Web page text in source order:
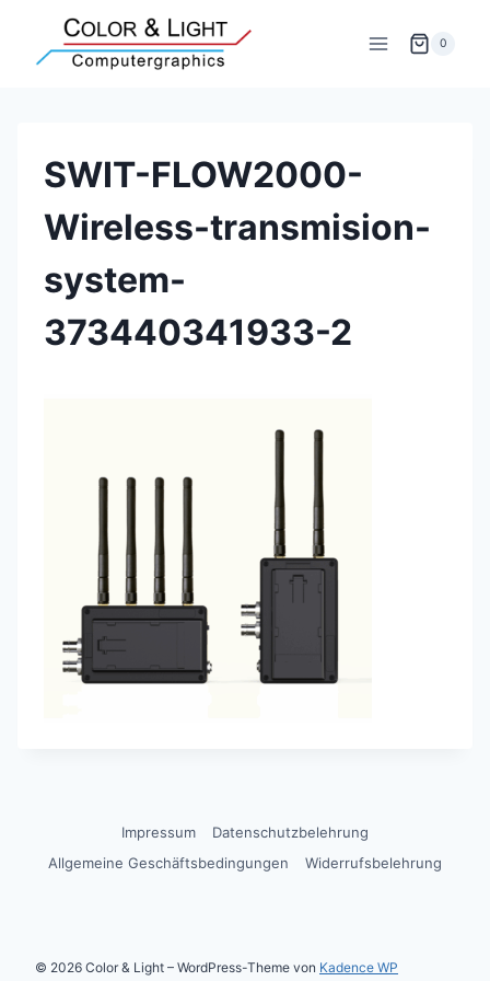
springen
0
SWIT-FLOW2000-
Wireless-transmision-
system-
373440341933-2
Impressum
Datenschutzbelehrung
Allgemeine Geschäftsbedingungen
Widerrufsbelehrung
© 2026 Color & Light – WordPress-Theme von Kadence WP